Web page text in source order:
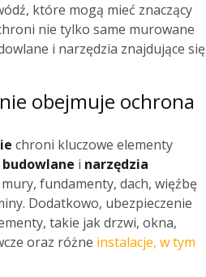
które mogą mieć znaczący
nie tylko same murowane
i narzędzia znajdujące się
obejmuje ochrona
chroni kluczowe elementy
i narzędzia
fundamenty, dach, więźbę
Dodatkowo, ubezpieczenie
takie jak drzwi, okna,
oraz różne instalacje, w tym